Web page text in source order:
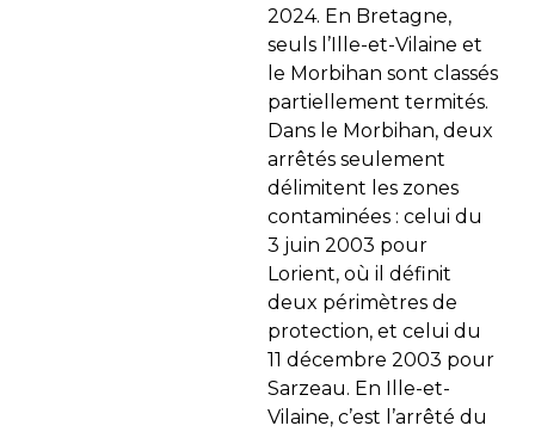
2024. En Bretagne,
seuls l’Ille-et-Vilaine et
le Morbihan sont classés
partiellement termités.
Dans le Morbihan, deux
arrêtés seulement
délimitent les zones
contaminées : celui du
3 juin 2003 pour
Lorient, où il définit
deux périmètres de
protection, et celui du
11 décembre 2003 pour
Sarzeau. En Ille-et-
Vilaine, c’est l’arrêté du